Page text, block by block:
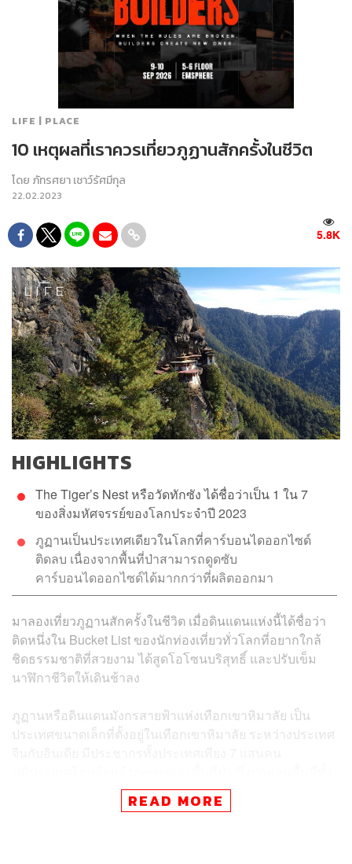
LIFE | PLACE
10 เหตุผลที่เราควรเที่ยวภูฏานสักครั้งในชีวิต
โดย ภัทรศยา เชาว์รัศมีกุล
22.02.2023
5.8K
HIGHLIGHTS
The Tiger’s Nest หรือวัดทักซัง ได้ชื่อว่าเป็น 1 ใน 7
ของสิ่งมหัศจรรย์ของโลกประจำปี 2023
ภูฏานเป็นประเทศเดียวในโลกที่คาร์บอนไดออกไซด์
ติดลบ เนื่องจากพื้นที่ป่าสามารถดูดซับ
คาร์บอนไดออกไซด์ได้มากกว่าที่ผลิตออกมา
มาลองเที่ยวภูฏานสักครั้งในชีวิต เมื่อดินแดนแห่งนี้ได้ชื่อว่า
ติดหนึ่งใน Bucket List ของนักท่องเที่ยวทั่วโลกที่อยากใกล้
ชิดธรรมชาติที่สวยงาม ได้สูดโอโซนบริสุทธิ์ และปรับเข็ม
นาฬิกาชีวิตให้เดินช้าลง
ภูฏานหรือดินแดนมังกรสายฟ้าแห่งเทือกเขาหิมาลัย เป็น
ประเทศขนาดเล็กที่ตั้งอยู่ในเทือกเขาหิมาลัย ระหว่างประเทศ
ประเทศกว่า 72% ทำให้ไม่ว่ามองไปทางไหนก็จะเจอเทือก
เขาและต้นไม้น้อยใหญ่ตลอดสองข้างทาง
READ MORE